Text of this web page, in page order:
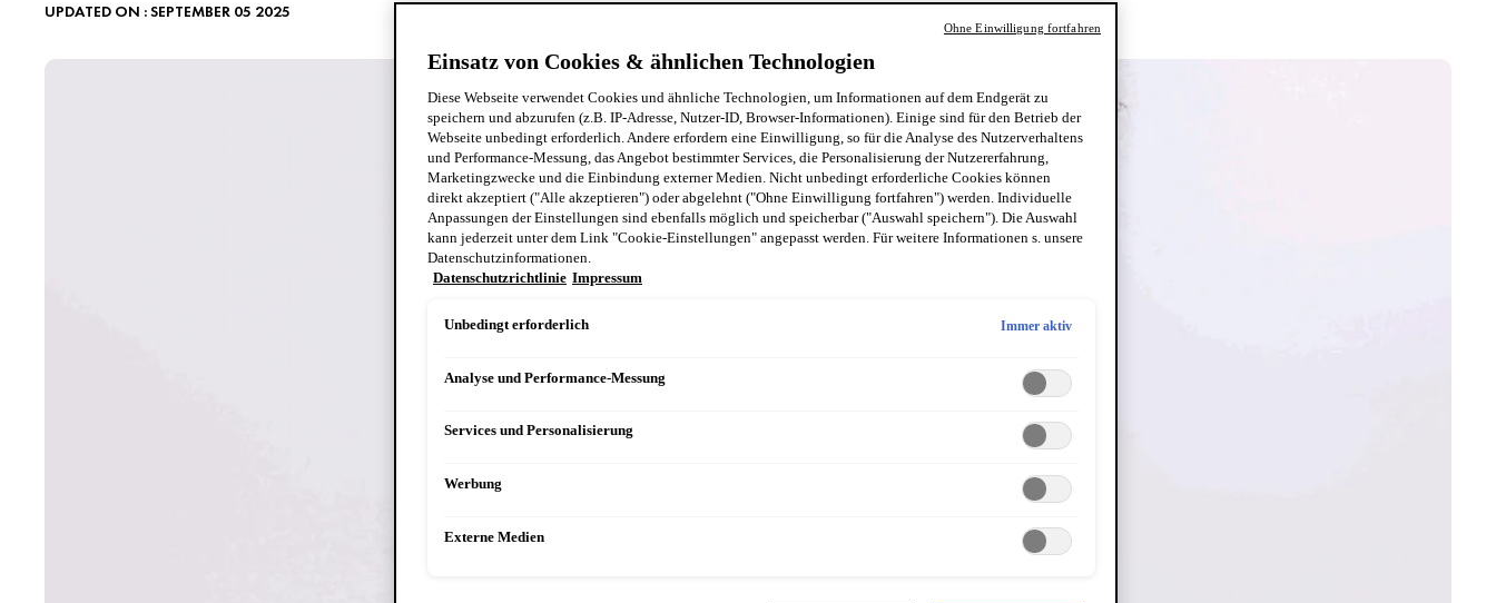
UPDATED ON : SEPTEMBER 05 2025
Einsatz von Cookies & ähnlichen Technologien
Diese Webseite verwendet Cookies und ähnliche Technologien, um Informationen auf dem Endgerät zu
speichern und abzurufen (z.B. IP-Adresse, Nutzer-ID, Browser-Informationen). Einige sind für den Betrieb der
Webseite unbedingt erforderlich. Andere erfordern eine Einwilligung, so für die Analyse des Nutzerverhaltens
und Performance-Messung, das Angebot bestimmter Services, die Personalisierung der Nutzererfahrung,
Marketingzwecke und die Einbindung externer Medien. Nicht unbedingt erforderliche Cookies können
direkt akzeptiert ("Alle akzeptieren") oder abgelehnt ("Ohne Einwilligung fortfahren") werden. Individuelle
Anpassungen der Einstellungen sind ebenfalls möglich und speicherbar ("Auswahl speichern"). Die Auswahl
kann jederzeit unter dem Link "Cookie-Einstellungen" angepasst werden. Für weitere Informationen s. unsere
Datenschutzinformationen.
Datenschutzrichtlinie Impressum
Unbedingt erforderlich Immer aktiv
Analyse und Performance-Messung
Services und Personalisierung
Werbung
Externe Medien
Ohne Einwilligung fortfahren